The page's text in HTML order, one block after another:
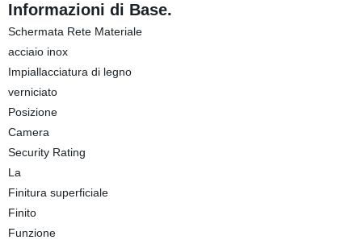
Informazioni di Base.
Schermata Rete Materiale
acciaio inox
Impiallacciatura di legno
verniciato
Posizione
Camera
Security Rating
La
Finitura superficiale
Finito
Funzione